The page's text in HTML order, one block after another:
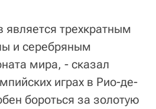
трехкратным
и серебряным
мира, - сказал
играх в Рио-де-
бороться за золотую